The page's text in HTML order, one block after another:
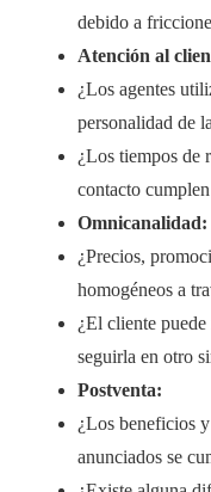
debido a
Atención al
¿Los agentes
personalidad de
¿Los tiempos de
contacto
Omnicanalidad:
¿Precios,
homogéneos a
¿El cliente
seguirla en otro
Postventa:
¿Los beneficios
anunciados se